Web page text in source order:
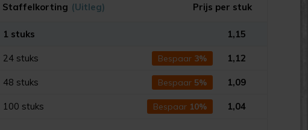
Staffelkorting (Uitleg) Prijs per stuk
1 stuks 1,15
24 stuks Bespaar 3% 1,12
48 stuks Bespaar 5% 1,09
100 stuks Bespaar 10% 1,04